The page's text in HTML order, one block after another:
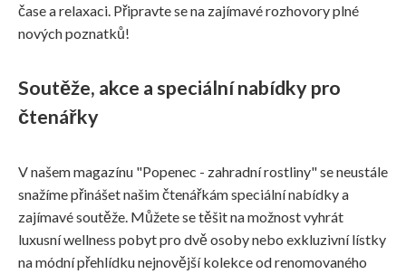
čase a relaxaci. Připravte se na zajímavé rozhovory plné
nových poznatků!
Soutěže, akce a speciální nabídky pro
čtenářky
V našem magazínu "Popenec - zahradní rostliny" se neustále
snažíme přinášet našim čtenářkám speciální nabídky a
zajímavé soutěže. Můžete se těšit na možnost vyhrát
luxusní wellness pobyt pro dvě osoby nebo exkluzivní lístky
na módní přehlídku nejnovější kolekce od renomovaného